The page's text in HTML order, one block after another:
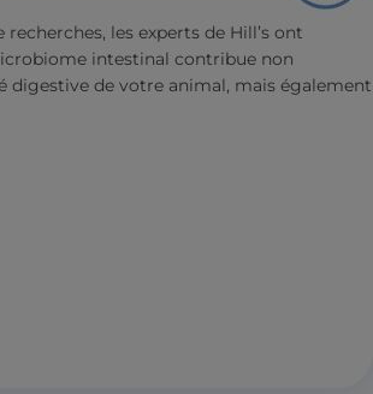
recherches, les experts de Hill’s ont
intestinal contribue non
digestive de votre animal, mais également